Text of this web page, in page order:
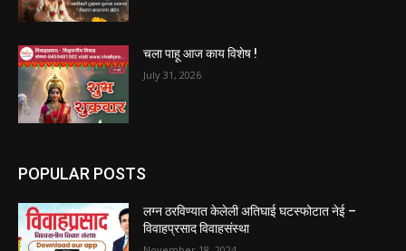
चला पाहू आज काय विशेष !
July 31, 2026
POPULAR POSTS
लग्न ठरविण्यात केलेली अतिघाई घटस्फोटात नेई –
विवाहप्रसाद विवाहसंस्था